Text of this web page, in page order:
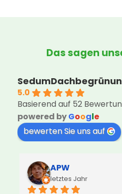
Das sagen
5.0
Basierend auf 52
powered byGoogle
bewerten Sie uns auf
APW
letztes Jahr